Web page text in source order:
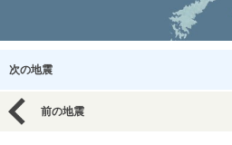
次の地震
前の地震